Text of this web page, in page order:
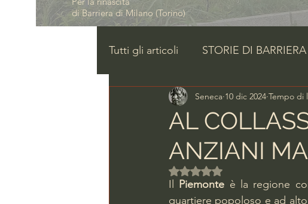
di Barriera di Milano (Torino)
Tutti gli articoli STORIE DI BARRIERA
AL
ANZIANI
Seneca 10 dic 2024 Tempo di
Valutazione NaN stelle su 5.
Il Piemonte è la regione
quartiere popoloso e ad